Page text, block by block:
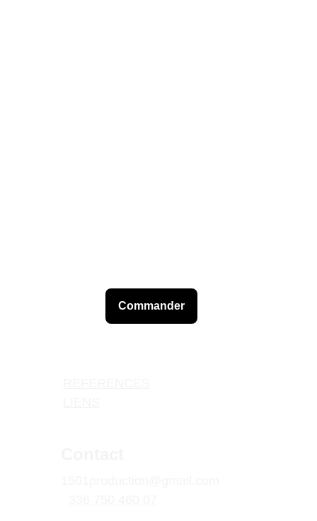
Commander